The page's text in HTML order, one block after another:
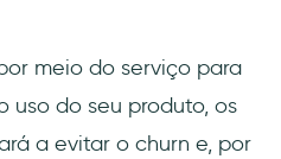
meio do serviço para
uso do seu produto, os
a evitar o churn e, por